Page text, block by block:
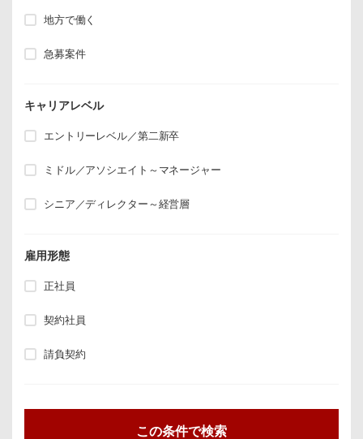
地方で働く
急募案件
キャリアレベル
エントリーレベル／第二新卒
ミドル／アソシエイト～マネージャー
シニア／ディレクター～経営層
雇用形態
正社員
契約社員
請負契約